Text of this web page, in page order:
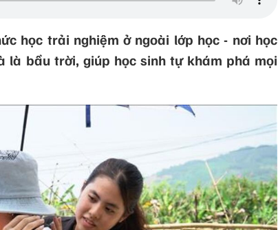
học trải nghiệm ở ngoài lớp học - nơi học
là bầu trời, giúp học sinh tự khám phá mọi